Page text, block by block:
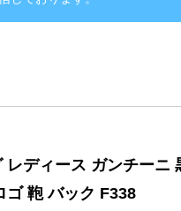
ディース ガンチーニ
ゴ 鞄 バック F338